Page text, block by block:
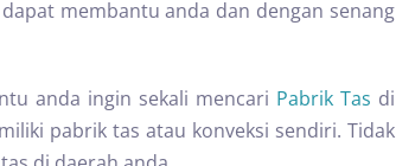
membantu anda dan dengan senang
anda ingin sekali mencari Pabrik Tas di
pabrik tas atau konveksi sendiri. Tidak